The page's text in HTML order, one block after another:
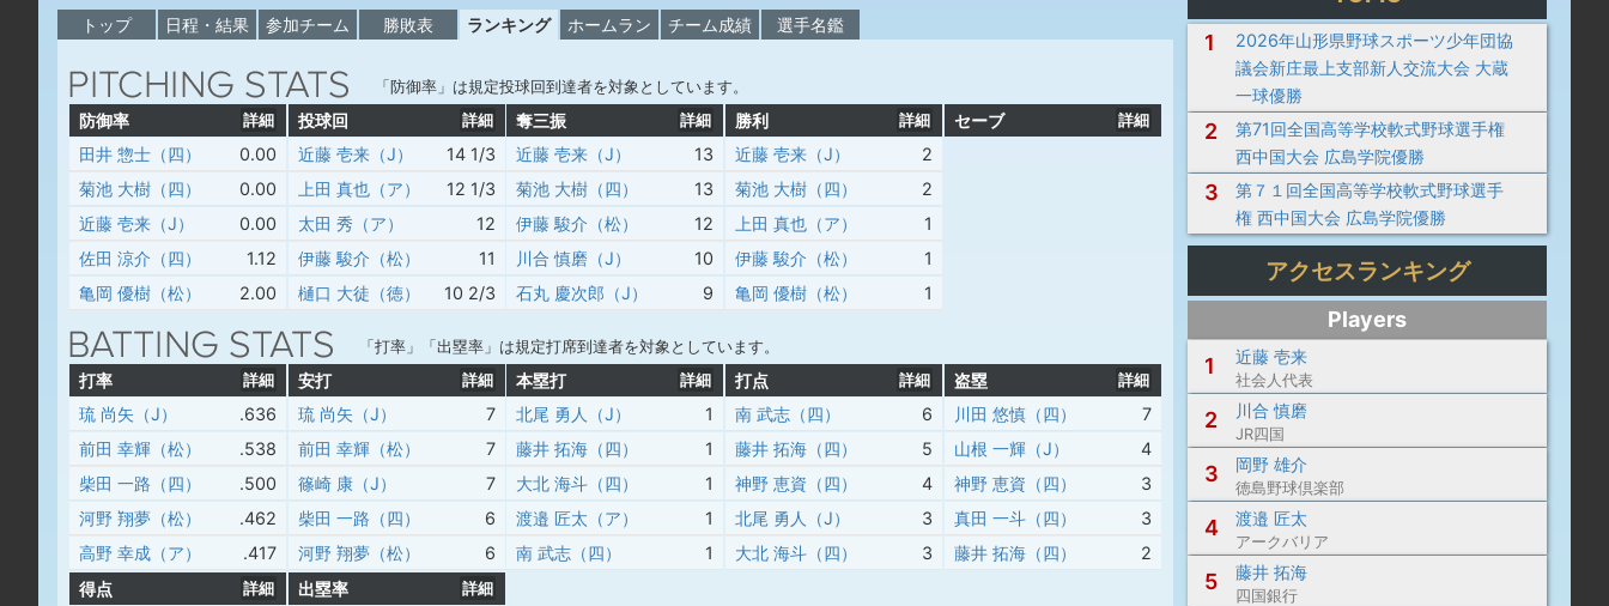
トップ 日程・結果 参加チーム 勝敗表 ランキング ホームラン チーム成績 選手名鑑
「防御率」は規定投球回到達者を対象としています。
防御率 詳細
田井 惣士（四）
0.00
菊池 大樹（四）
0.00
近藤 壱来（J）
0.00
佐田 涼介（四）
1.12
亀岡 優樹（松）
2.00
投球回 詳細
近藤 壱来（J）
14 1/3
上田 真也（ア）
12 1/3
太田 秀（ア）
12
伊藤 駿介（松）
11
樋口 大徒（徳）
10 2/3
奪三振 詳細
近藤 壱来（J）
13
菊池 大樹（四）
13
伊藤 駿介（松）
12
川合 慎磨（J）
10
石丸 慶次郎（J）
9
勝利 詳細
近藤 壱来（J）
2
菊池 大樹（四）
2
上田 真也（ア）
1
伊藤 駿介（松）
1
亀岡 優樹（松）
1
セーブ 詳細
「打率」「出塁率」は規定打席到達者を対象としています。
打率 詳細
琉 尚矢（J）
.636
前田 幸輝（松）
.538
柴田 一路（四）
.500
河野 翔夢（松）
.462
高野 幸成（ア）
.417
安打 詳細
琉 尚矢（J）
7
前田 幸輝（松）
7
篠崎 康（J）
7
柴田 一路（四）
6
河野 翔夢（松）
6
本塁打 詳細
北尾 勇人（J）
1
藤井 拓海（四）
1
大北 海斗（四）
1
渡邉 匠太（ア）
1
南 武志（四）
1
打点 詳細
南 武志（四）
6
藤井 拓海（四）
5
神野 恵資（四）
4
北尾 勇人（J）
3
大北 海斗（四）
3
盗塁 詳細
川田 悠慎（四）
7
山根 一輝（J）
4
神野 恵資（四）
3
真田 一斗（四）
3
藤井 拓海（四）
2
得点
詳細 出塁率 詳細
1
2026年山形県野球スポーツ少年団協
議会新庄最上支部新人交流大会 大蔵
一球優勝
2
第71回全国高等学校軟式野球選手権
西中国大会 広島学院優勝
3
第７１回全国高等学校軟式野球選手
権 西中国大会 広島学院優勝
アクセスランキング
Players
1
近藤 壱来
社会人代表
2 川合 慎磨
JR四国
3 岡野 雄介
徳島野球倶楽部
4 渡邉 匠太
アークバリア
5 藤井 拓海
四国銀行